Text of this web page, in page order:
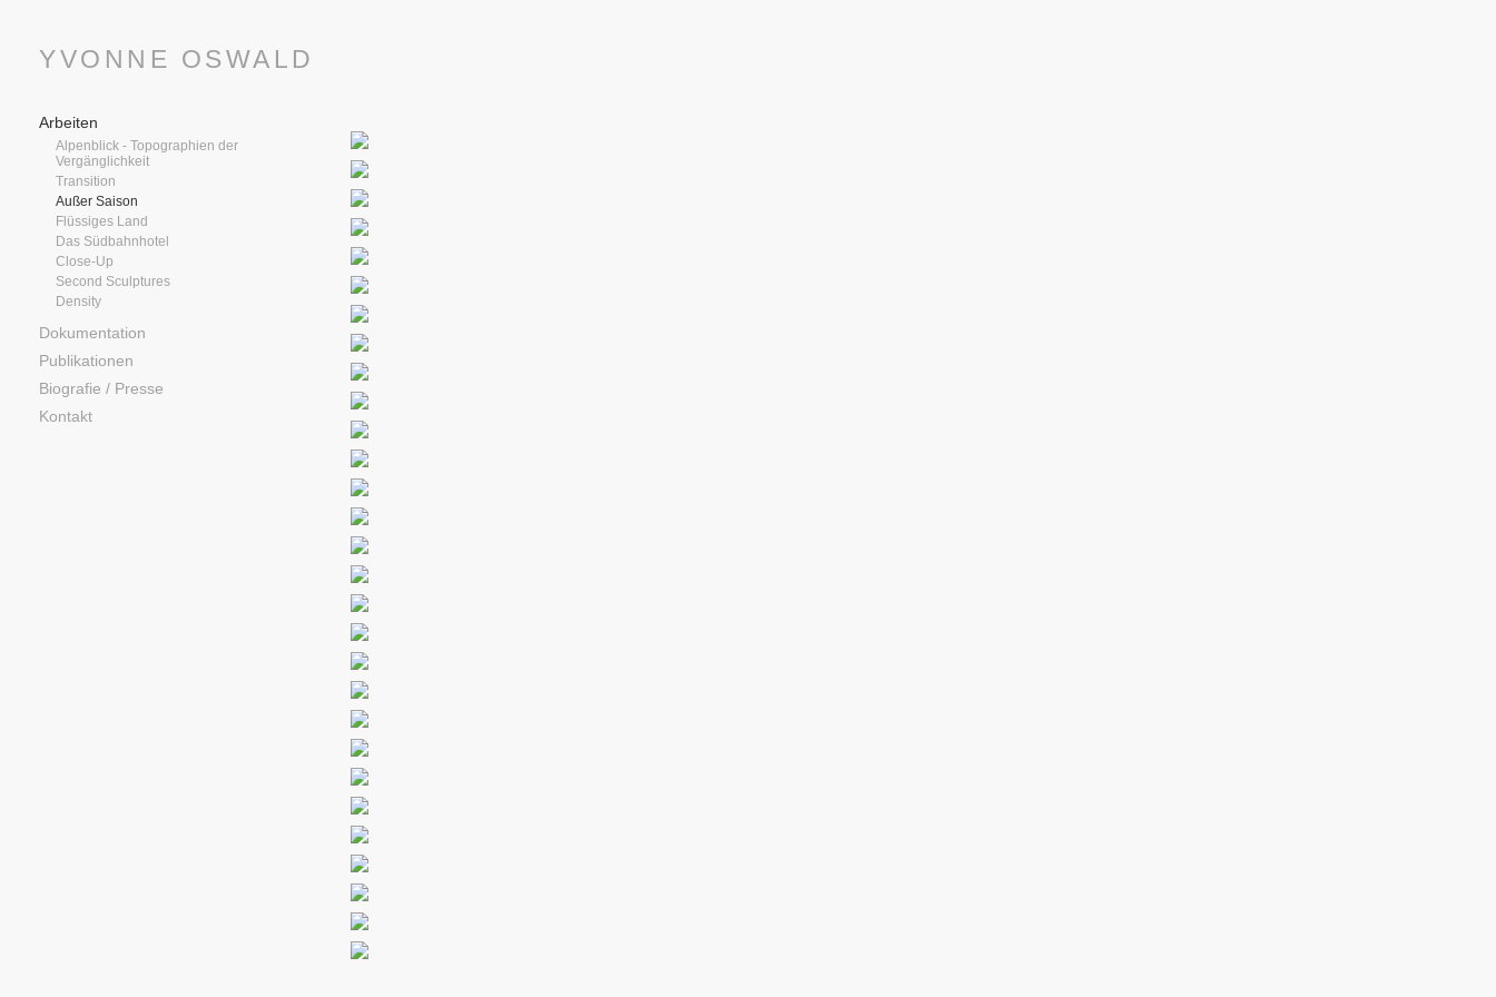
YVONNE OSWALD
Arbeiten
Alpenblick - Topographien der
Vergänglichkeit
Transition
Außer Saison
Flüssiges Land
Das Südbahnhotel
Close-Up
Second Sculptures
Density
Dokumentation
Publikationen
Biografie / Presse
Kontakt